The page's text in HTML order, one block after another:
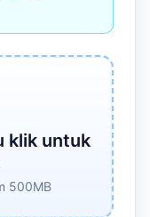
klik untuk
500MB